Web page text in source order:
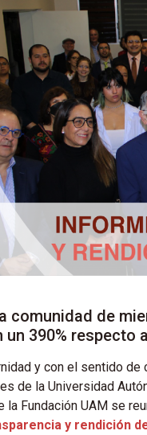
comunidad de
390% respecto
y con el sentido
de la Universidad
la Fundación UAM se
y rendición